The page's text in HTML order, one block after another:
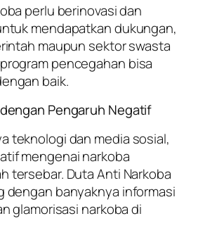
perlu berinovasi dan
mendapatkan dukungan,
maupun sektor swasta
pencegahan bisa
baik.
Pengaruh Negatif
teknologi dan media sosial,
mengenai narkoba
tersebar. Duta Anti Narkoba
dengan banyaknya informasi
glamorisasi narkoba di